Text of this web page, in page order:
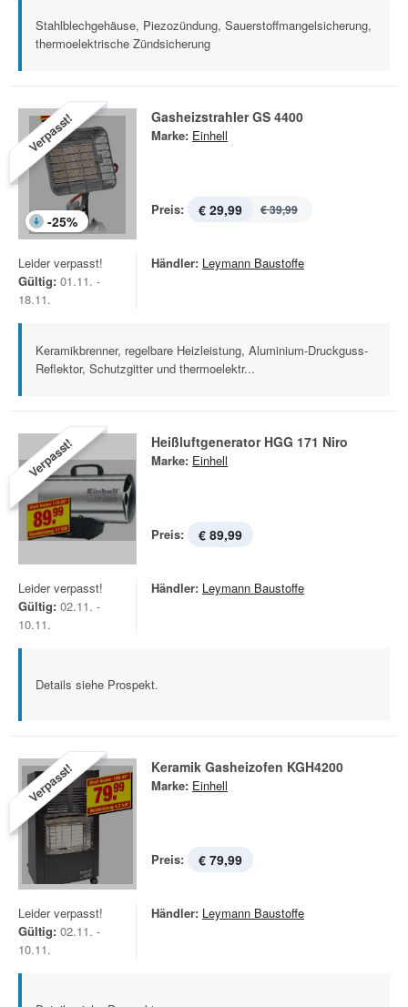
Stahlblechgehäuse, Piezozündung, Sauerstoffmangelsicherung,
thermoelektrische Zündsicherung
Verpasst!
-25%
Gasheizstrahler GS 4400
Marke: Einhell
Preis: € 29,99 € 39,99
Leider verpasst!
Gültig: 01.11. -
18.11.
Händler: Leymann Baustoffe
Keramikbrenner, regelbare Heizleistung, Aluminium-Druckguss-
Reflektor, Schutzgitter und thermoelektr...
Verpasst! Heißluftgenerator HGG 171 Niro
Marke: Einhell
Preis: € 89,99
Leider verpasst!
Gültig: 02.11. -
10.11.
Händler: Leymann Baustoffe
Details siehe Prospekt.
Verpasst! Keramik Gasheizofen KGH4200
Marke: Einhell
Preis: € 79,99
Leider verpasst!
Gültig: 02.11. -
10.11.
Händler: Leymann Baustoffe